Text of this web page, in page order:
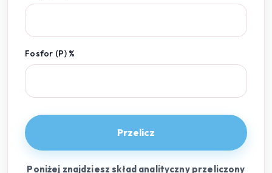
Fosfor (P) %
Przelicz
Poniżej znajdziesz skład analityczny przeliczony